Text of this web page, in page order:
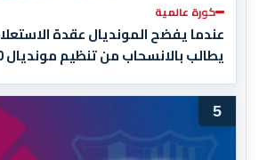
كورة عالمية
عندما يفضح المونديال عقدة
المغرب المباراة النهائية!
5